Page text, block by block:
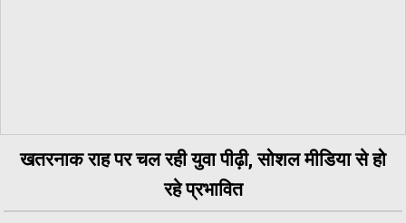
खतरनाक राह पर चल रही युवा पीढ़ी, सोशल मीडिया से हो
रहे प्रभावित